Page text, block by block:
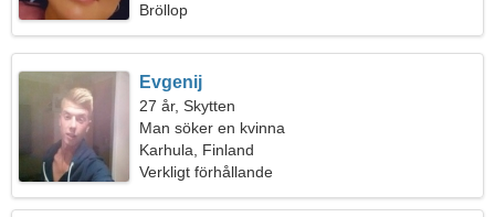
Bröllop
Evgenij
27 år, Skytten
Man söker en kvinna
Karhula, Finland
Verkligt förhållande